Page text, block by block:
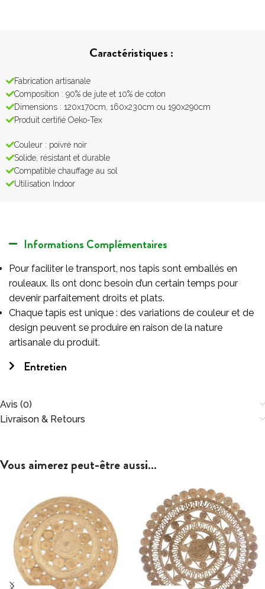
Caractéristiques :
Fabrication artisanale
Composition : 90% de jute et 10% de coton
Dimensions : 120x170cm, 160x230cm ou 190x290cm
Produit certifié Oeko-Tex
Couleur : poivré noir
Solide, résistant et durable
Compatible chauffage au sol
Utilisation Indoor
Informations Complémentaires
Pour faciliter le transport, nos tapis sont emballés en
rouleaux. Ils ont donc besoin d’un certain temps pour
devenir parfaitement droits et plats.
Chaque tapis est unique : des variations de couleur et de
design peuvent se produire en raison de la nature
artisanale du produit.
Entretien
Avis (0)
Livraison & Retours
Vous aimerez peut-être aussi…